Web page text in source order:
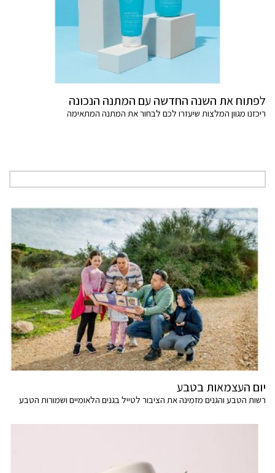
לפתוח את השנה החדשה עם המתנה הנכונה
ריכזנו מגוון המלצות שיעזרו לכם לבחור את המתנה המתאימה
יום העצמאות בטבע
רשות הטבע והגנים מזמינה את הציבור לטייל בגנים הלאומיים ושמורות הטבע